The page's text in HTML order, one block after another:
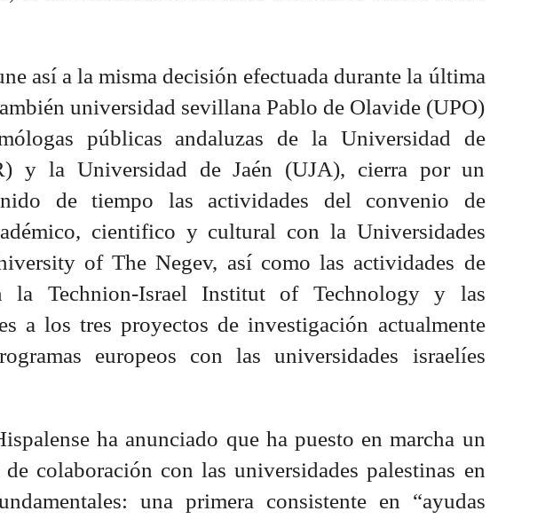
así a la misma decisión efectuada durante la última
universidad sevillana Pablo de Olavide (UPO)
públicas andaluzas de la Universidad de
y la Universidad de Jaén (UJA), cierra por un
de tiempo las actividades del convenio de
cientifico y cultural con la Universidades
of The Negev, así como las actividades de
la Technion-Israel Institut of Technology y las
a los tres proyectos de investigación actualmente
europeos con las universidades israelíes
ha anunciado que ha puesto en marcha un
colaboración con las universidades palestinas en
una primera consistente en “ayudas